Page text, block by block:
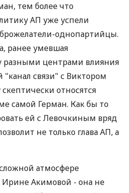
тем более что
АП уже успели
однопартийцы.
ранее умевшая
разными центрами влияния
"канал связи" с Виктором
относятся
самой Герман. Как бы то
ей с Левочкиным вряд
не только глава АП, а
атмосфере
Ирине Акимовой - она не